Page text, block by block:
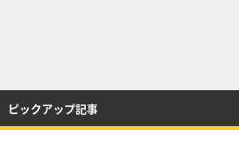
ピックアップ記事